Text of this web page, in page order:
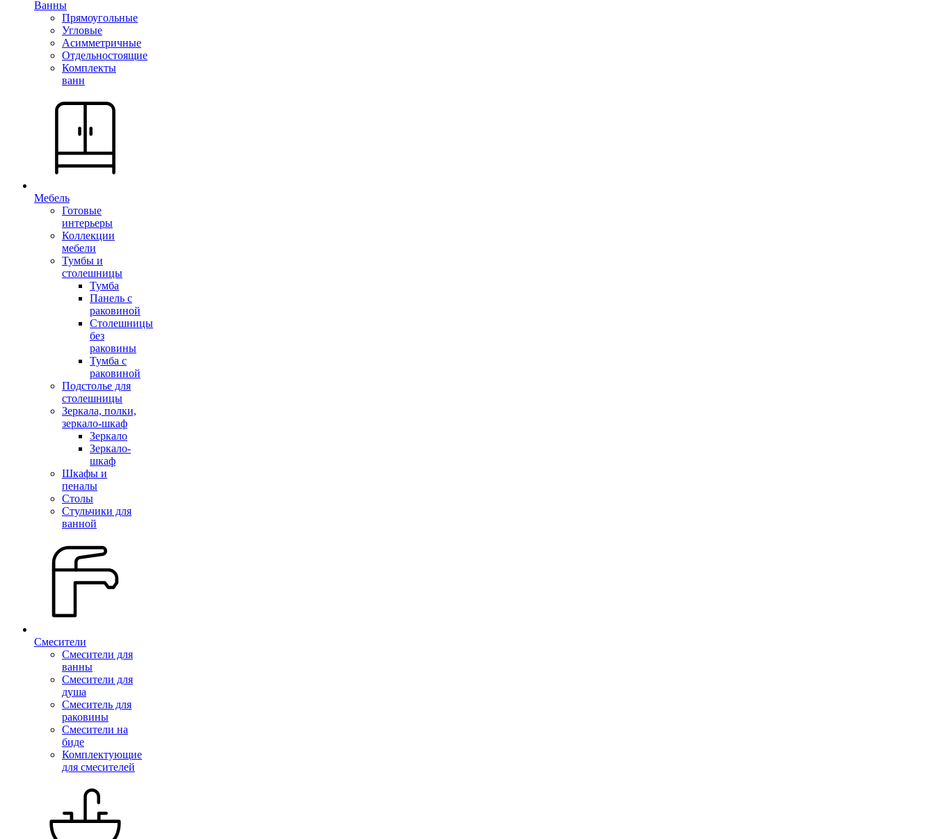
Ванны
Прямоугольные
Угловые
Асимметричные
Отдельностоящие
Комплекты
ванн
Мебель
Готовые
интерьеры
Коллекции
мебели
Тумбы и
столешницы
Тумба
Панель с
раковиной
Столешницы
без
раковины
Тумба с
раковиной
Подстолье для
столешницы
Зеркала, полки,
зеркало-шкаф
Зеркало
Зеркало-
шкаф
Шкафы и
пеналы
Столы
Стульчики для
ванной
Смесители
Смесители для
ванны
Смесители для
душа
Смеситель для
раковины
Смесители на
биде
Комплектующие
для смесителей